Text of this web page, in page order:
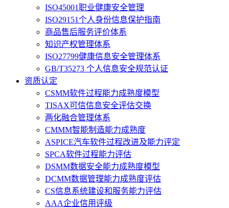
ISO45001职业健康安全管理
ISO29151个人身份信息保护指南
商品售后服务评价体系
知识产权管理体系
ISO27799健康信息安全管理体系
GB/T35273 个人信息安全规范认证
资质认定
CSMM软件过程能力成熟度模型
TISAX可信信息安全评估交换
两化融合管理体系
CMMM智能制造能力成熟度
ASPICE汽车软件过程改进及能力评定
SPCA软件过程能力评估
DSMM数据安全能力成熟度模型
DCMM数据管理能力成熟度评估
CS信息系统建设和服务能力评估
AAA企业信用评级